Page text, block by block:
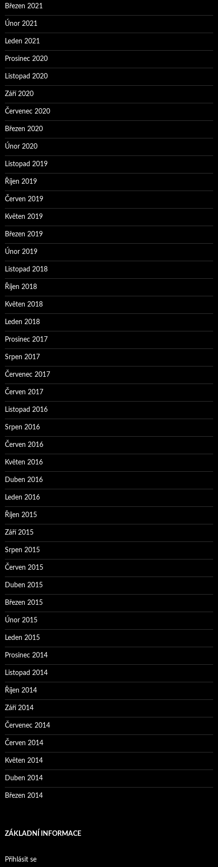
Březen 2021
Únor 2021
Leden 2021
Prosinec 2020
Listopad 2020
Září 2020
Červenec 2020
Březen 2020
Únor 2020
Listopad 2019
Říjen 2019
Červen 2019
Květen 2019
Březen 2019
Únor 2019
Listopad 2018
Říjen 2018
Květen 2018
Leden 2018
Prosinec 2017
Srpen 2017
Červenec 2017
Červen 2017
Listopad 2016
Srpen 2016
Červen 2016
Květen 2016
Duben 2016
Leden 2016
Říjen 2015
Září 2015
Srpen 2015
Červen 2015
Duben 2015
Březen 2015
Únor 2015
Leden 2015
Prosinec 2014
Listopad 2014
Říjen 2014
Září 2014
Červenec 2014
Červen 2014
Květen 2014
Duben 2014
Březen 2014
ZÁKLADNÍ INFORMACE
Přihlásit se